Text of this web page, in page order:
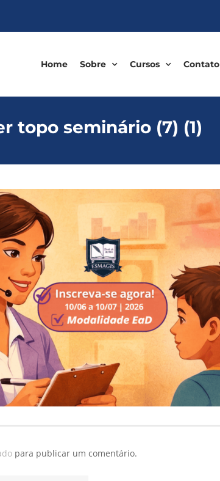
Home Sobre Cursos Contato
topo seminário (7) (1)
para publicar um comentário.